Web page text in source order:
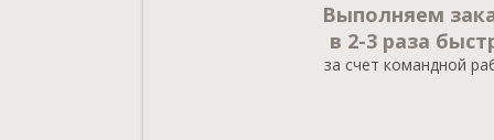
Выполняем
в 2-3 раза
за счет командной